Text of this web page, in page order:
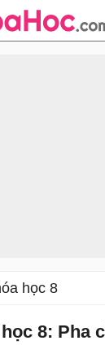
học 8
8: Pha